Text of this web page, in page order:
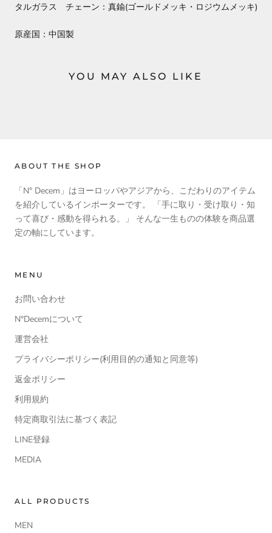
タルガラス チェーン：真鍮(ゴールドメッキ・ロジウムメッキ)
原産国：中国製
YOU MAY ALSO LIKE
ABOUT THE SHOP
「N° Decem」はヨーロッパやアジアから、こだわりのアイテム
を紹介しているインポーターです。 「手に取り・受け取り・知
って喜び・感動を得られる。」 そんな一生ものの体験を商品選
定の軸にしています。
MENU
お問い合わせ
N°Decemについて
運営会社
プライバシーポリシー(利用目的の通知と同意等)
返金ポリシー
利用規約
特定商取引法に基づく表記
LINE登録
MEDIA
ALL PRODUCTS
MEN